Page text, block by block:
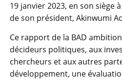
19 janvier 2023, en son siège
de son président, Akinwumi
Ce rapport de la BAD
décideurs politiques, aux
chercheurs et aux autres
développement, une